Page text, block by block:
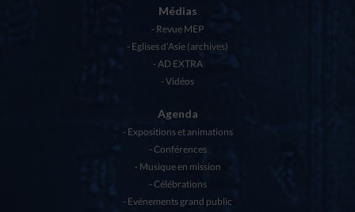
Médias
Revue MEP
Eglises d’Asie (archives)
AD EXTRA
Vidéos
Agenda
Expositions et animations
Conférences
Musique en mission
Célébrations
Evénements grand public